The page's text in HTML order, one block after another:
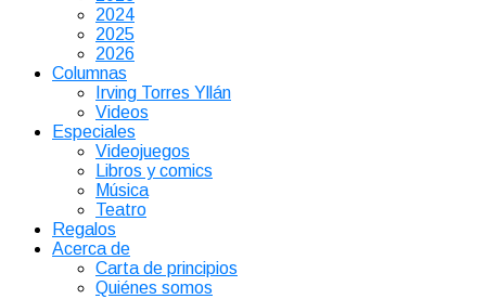
2024
2025
2026
Columnas
Irving Torres Yllán
Videos
Especiales
Videojuegos
Libros y comics
Música
Teatro
Regalos
Acerca de
Carta de principios
Quiénes somos